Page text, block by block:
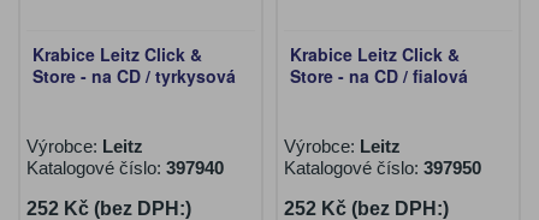
Krabice Leitz Click &
Store - na CD / tyrkysová
Výrobce: Leitz
Katalogové číslo: 397940
252 Kč (bez DPH:)
Krabice Leitz Click &
Store - na CD / fialová
Výrobce: Leitz
Katalogové číslo: 397950
252 Kč (bez DPH:)